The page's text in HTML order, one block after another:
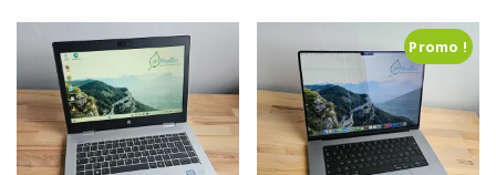
Promo !